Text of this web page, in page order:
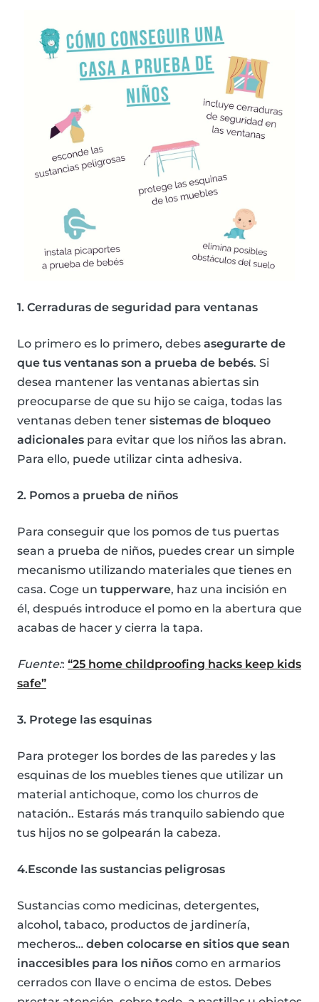
1. Cerraduras de seguridad para ventanas
Lo primero es lo primero, debes asegurarte de
que tus ventanas son a prueba de bebés. Si
desea mantener las ventanas abiertas sin
preocuparse de que su hijo se caiga, todas las
ventanas deben tener sistemas de bloqueo
adicionales para evitar que los niños las abran.
Para ello, puede utilizar cinta adhesiva.
2. Pomos a prueba de niños
Para conseguir que los pomos de tus puertas
sean a prueba de niños, puedes crear un simple
mecanismo utilizando materiales que tienes en
casa. Coge un tupperware, haz una incisión en
él, después introduce el pomo en la abertura que
acabas de hacer y cierra la tapa.
Fuente:: “25 home childproofing hacks keep kids
safe”
3. Protege las esquinas
Para proteger los bordes de las paredes y las
esquinas de los muebles tienes que utilizar un
material antichoque, como los churros de
natación.. Estarás más tranquilo sabiendo que
tus hijos no se golpearán la cabeza.
4.Esconde las sustancias peligrosas
Sustancias como medicinas, detergentes,
alcohol, tabaco, productos de jardinería,
mecheros… deben colocarse en sitios que sean
inaccesibles para los niños como en armarios
cerrados con llave o encima de estos. Debes